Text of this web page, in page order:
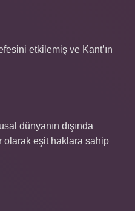
etkilemiş ve Kant’ın
dünyanın dışında
olarak eşit haklara sahip